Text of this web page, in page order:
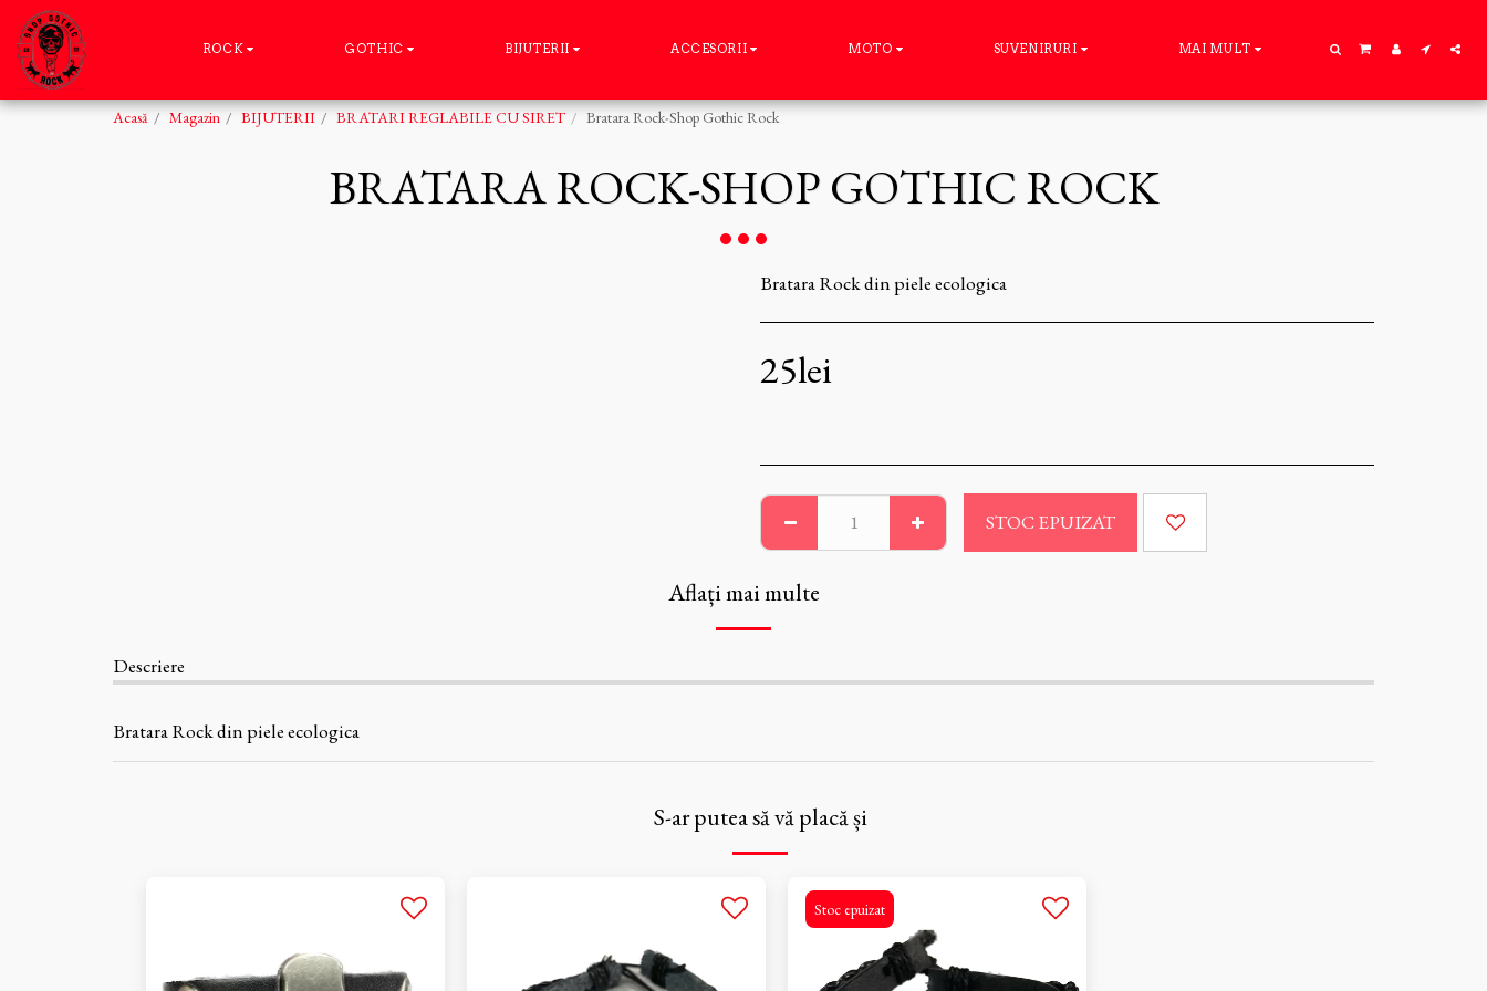
ROCK GOTHIC BIJUTERII ACCESORII MOTO SUVENIRURI MAI MULT
Acasă Magazin BIJUTERII BRATARI REGLABILE CU SIRET Bratara Rock-Shop Gothic Rock
BRATARA ROCK-SHOP GOTHIC ROCK
Bratara Rock din piele ecologica
25lei
STOC EPUIZAT
Aflați mai multe
Descriere
Bratara Rock din piele ecologica
S-ar putea să vă placă și
Stoc epuizat